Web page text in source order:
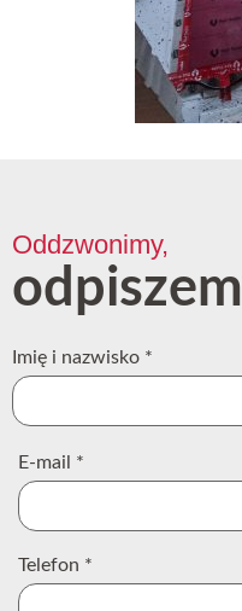
Oddzwonimy,
Imię i nazwisko *
E-mail *
Telefon *